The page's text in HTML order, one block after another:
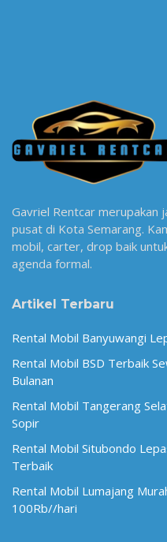
Gavriel Rentcar merupakan
pusat di Kota Semarang.
mobil, carter, drop baik
agenda formal.
Artikel Terbaru
Rental Mobil Banyuwangi
Rental Mobil BSD Terbaik
Bulanan
Rental Mobil Tangerang
Sopir
Rental Mobil Situbondo
Terbaik
Rental Mobil Lumajang
100Rb//hari